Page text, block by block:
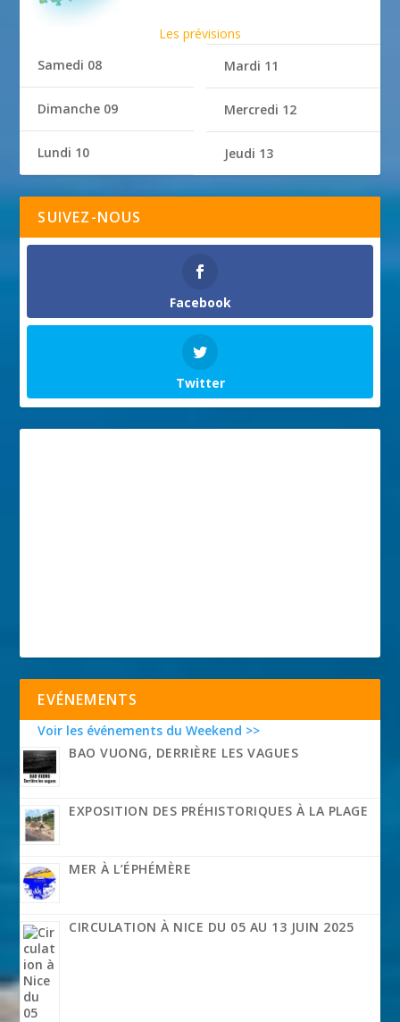
Les prévisions
Samedi 08
Dimanche 09
Lundi 10
Mardi 11
Mercredi 12
Jeudi 13
SUIVEZ-NOUS
Facebook
Twitter
EVÉNEMENTS
Voir les événements du Weekend >>
BAO VUONG, DERRIÈRE LES VAGUES
EXPOSITION DES PRÉHISTORIQUES À LA PLAGE
MER À L’ÉPHÉMÈRE
CIRCULATION À NICE DU 05 AU 13 JUIN 2025